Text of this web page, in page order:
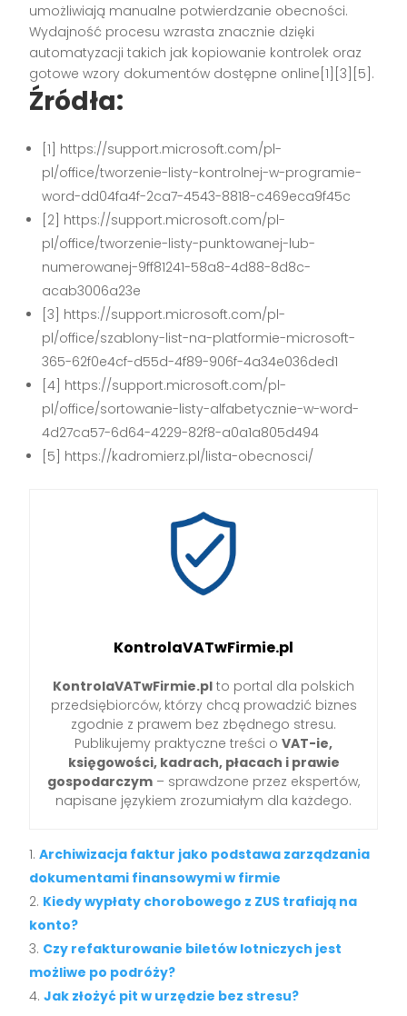
umożliwiają manualne potwierdzanie obecności.
Wydajność procesu wzrasta znacznie dzięki
automatyzacji takich jak kopiowanie kontrolek oraz
gotowe wzory dokumentów dostępne online[1][3][5].
Źródła:
[1] https://support.microsoft.com/pl-
pl/office/tworzenie-listy-kontrolnej-w-programie-
word-dd04fa4f-2ca7-4543-8818-c469eca9f45c
[2] https://support.microsoft.com/pl-
pl/office/tworzenie-listy-punktowanej-lub-
numerowanej-9ff81241-58a8-4d88-8d8c-
acab3006a23e
[3] https://support.microsoft.com/pl-
pl/office/szablony-list-na-platformie-microsoft-
365-62f0e4cf-d55d-4f89-906f-4a34e036ded1
[4] https://support.microsoft.com/pl-
pl/office/sortowanie-listy-alfabetycznie-w-word-
4d27ca57-6d64-4229-82f8-a0a1a805d494
[5] https://kadromierz.pl/lista-obecnosci/
KontrolaVATwFirmie.pl
KontrolaVATwFirmie.pl to portal dla polskich
przedsiębiorców, którzy chcą prowadzić biznes
zgodnie z prawem bez zbędnego stresu.
Publikujemy praktyczne treści o VAT-ie,
księgowości, kadrach, płacach i prawie
gospodarczym – sprawdzone przez ekspertów,
napisane językiem zrozumiałym dla każdego.
Archiwizacja faktur jako podstawa zarządzania
dokumentami finansowymi w firmie
Kiedy wypłaty chorobowego z ZUS trafiają na
konto?
Czy refakturowanie biletów lotniczych jest
możliwe po podróży?
Jak złożyć pit w urzędzie bez stresu?